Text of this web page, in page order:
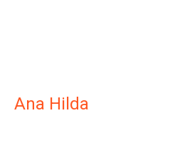
Ana Hilda